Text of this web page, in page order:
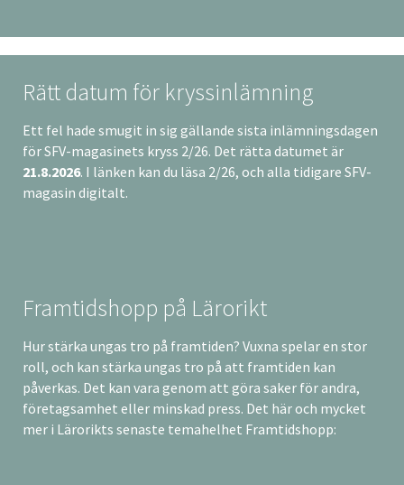
Rätt datum för kryssinlämning
Ett fel hade smugit in sig gällande sista inlämningsdagen
för SFV-magasinets kryss 2/26. Det rätta datumet är
21.8.2026. I länken kan du läsa 2/26, och alla tidigare SFV-
magasin digitalt.
Framtidshopp på Lärorikt
Hur stärka ungas tro på framtiden? Vuxna spelar en stor
roll, och kan stärka ungas tro på att framtiden kan
påverkas. Det kan vara genom att göra saker för andra,
företagsamhet eller minskad press. Det här och mycket
mer i Lärorikts senaste temahelhet Framtidshopp: